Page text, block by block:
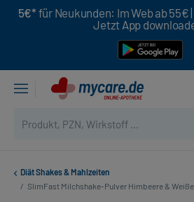
5€* für Neukunden: Im Web ab 55€
Jetzt App
Diät Shakes & Mahlzeiten
/ SlimFast Milchshake-Pulver Himbeere &